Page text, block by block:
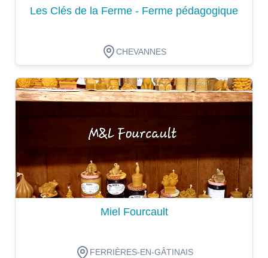
Les Clés de la Ferme - Ferme pédagogique
CHEVANNES
Dégustation
Miel Fourcault
FERRIÈRES-EN-GÂTINAIS